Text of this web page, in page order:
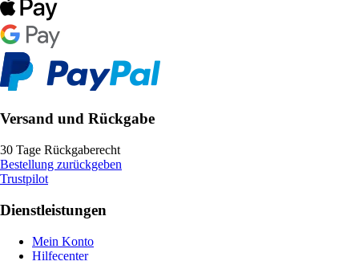
Versand und Rückgabe
30 Tage Rückgaberecht
Bestellung zurückgeben
Trustpilot
Dienstleistungen
Mein Konto
Hilfecenter